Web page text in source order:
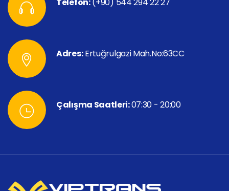
Telefon:(+90) 544 294 22 27
Adres:Ertuğrulgazi Mah.No:63CC
Çalışma Saatleri:07:30 - 20:00